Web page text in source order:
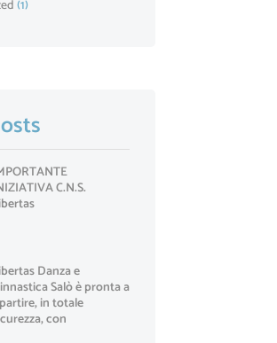
(1)
C.N.S.
Danza e
Salò è pronta a
in totale
con